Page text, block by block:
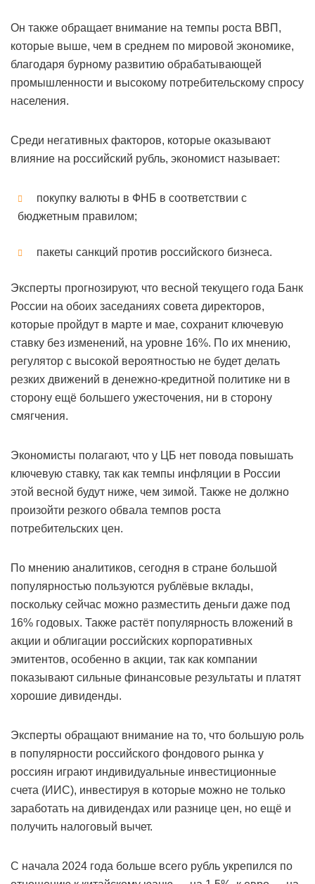
Он также обращает внимание на темпы роста ВВП,
которые выше, чем в среднем по мировой экономике,
благодаря бурному развитию обрабатывающей
промышленности и высокому потребительскому спросу
населения.
Среди негативных факторов, которые оказывают
влияние на российский рубль, экономист называет:
покупку валюты в ФНБ в соответствии с
бюджетным правилом;
пакеты санкций против российского бизнеса.
Эксперты прогнозируют, что весной текущего года Банк
России на обоих заседаниях совета директоров,
которые пройдут в марте и мае, сохранит ключевую
ставку без изменений, на уровне 16%. По их мнению,
регулятор с высокой вероятностью не будет делать
резких движений в денежно-кредитной политике ни в
сторону ещё большего ужесточения, ни в сторону
смягчения.
Экономисты полагают, что у ЦБ нет повода повышать
ключевую ставку, так как темпы инфляции в России
этой весной будут ниже, чем зимой. Также не должно
произойти резкого обвала темпов роста
потребительских цен.
По мнению аналитиков, сегодня в стране большой
популярностью пользуются рублёвые вклады,
поскольку сейчас можно разместить деньги даже под
16% годовых. Также растёт популярность вложений в
акции и облигации российских корпоративных
эмитентов, особенно в акции, так как компании
показывают сильные финансовые результаты и платят
хорошие дивиденды.
Эксперты обращают внимание на то, что большую роль
в популярности российского фондового рынка у
россиян играют индивидуальные инвестиционные
счета (ИИС), инвестируя в которые можно не только
заработать на дивидендах или разнице цен, но ещё и
получить налоговый вычет.
С начала 2024 года больше всего рубль укрепился по